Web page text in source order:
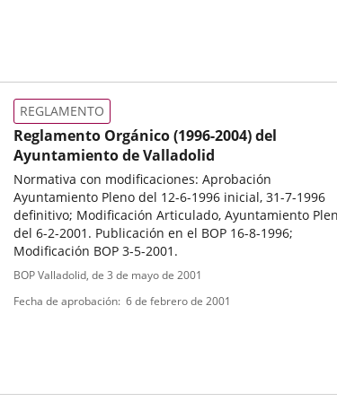
Reglamento Orgánico (1996-2004) del
Ayuntamiento de Valladolid
Normativa con modificaciones: Aprobación
Ayuntamiento Pleno del 12-6-1996 inicial, 31-7-1996
definitivo; Modificación Articulado, Ayuntamiento
del 6-2-2001. Publicación en el BOP 16-8-1996;
Modificación BOP 3-5-2001.
Tipo
de
REGLAMENTO
Referencia
BOP Valladolid, de 3 de mayo de 2001
Fecha de aprobación 6 de febrero de 2001